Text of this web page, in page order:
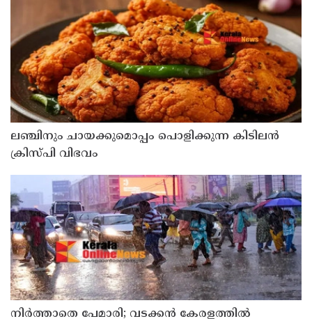
ലഞ്ചിനും ചായക്കുമൊപ്പം പൊളിക്കുന്ന കിടിലൻ
ക്രിസ്പി വിഭവം
നിർത്താതെ പേമാരി; വടക്കന്‍ കേരളത്തില്‍